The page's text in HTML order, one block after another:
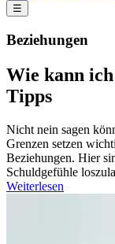
☰
Beziehungen
Wie kann
Tipps
Nicht nein sagen
Grenzen setzen
Beziehungen. Hier
Schuldgefühle
Weiterlesen